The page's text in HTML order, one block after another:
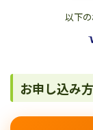
以下
お申し込み